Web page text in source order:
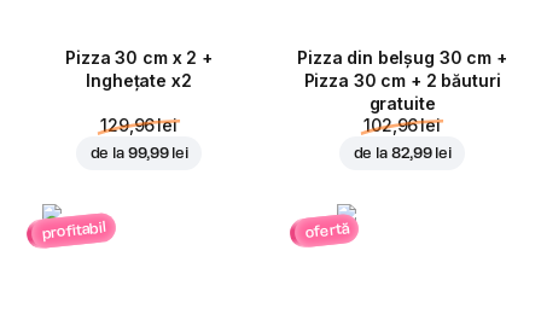
Pizza 30 cm x 2 +
Inghețate x2
129,96 lei
de la 99,99 lei
Pizza din belșug 30 cm +
Pizza 30 cm + 2 băuturi
gratuite
102,96 lei
de la 82,99 lei
profitabil ofertă